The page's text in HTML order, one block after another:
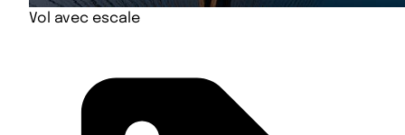
Vol avec escale